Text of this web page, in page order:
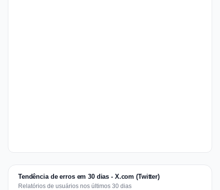
Tendência de erros em 30 dias - X.com (Twitter)
Relatórios de usuários nos últimos 30 dias